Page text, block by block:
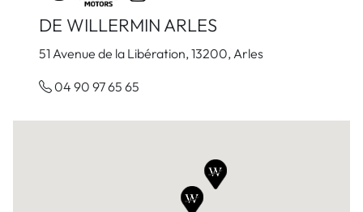
DE WILLERMIN ARLES
51 Avenue de la Libération, 13200, Arles
04 90 97 65 65